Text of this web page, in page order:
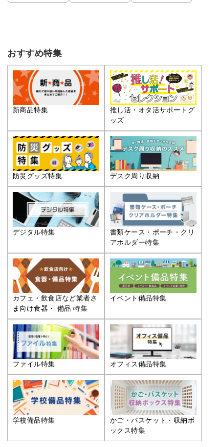
おすすめ特集
新商品特集
推し活・オタ活サポートグ
ッズ
防災グッズ特集 デスク周り収納
デジタル特集
書類ケース・ポーチ・クリ
アホルダー特集
カフェ・飲食店など業者さ
ま向け食器・ 備品 特集
イベント備品特集
ファイル特集 オフィス備品特集
学校備品特集
かご・バスケット・収納ボ
ックス特集